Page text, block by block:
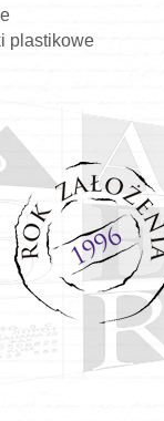
plastikowe